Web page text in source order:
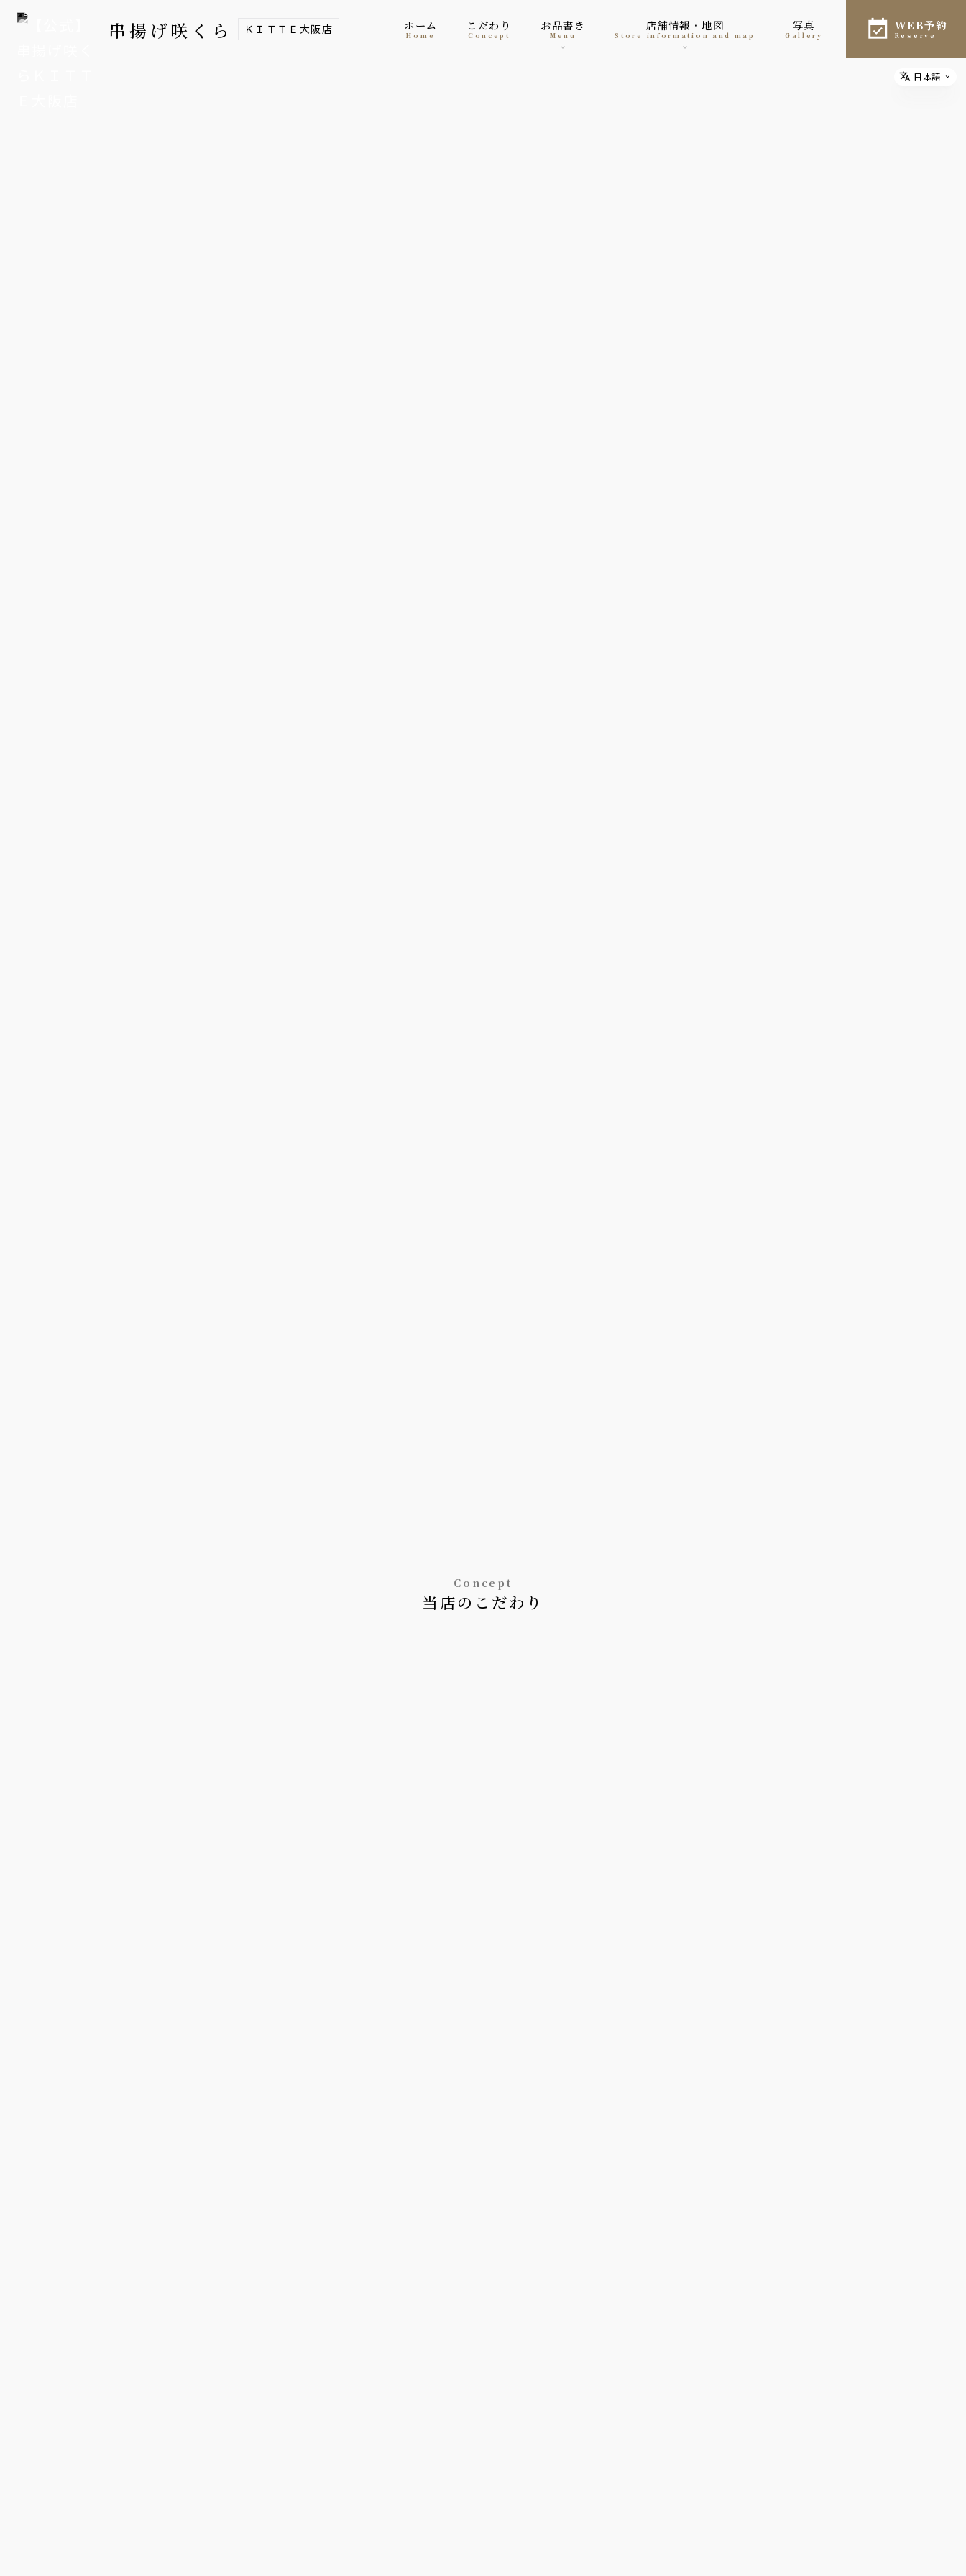
串揚げ咲くら ＫＩＴＴＥ大阪店 ホーム
home
こだわり
concept
お品書き
menu
店舗情報・地図
Store information and map
写真
gallery
WEB予約
reserve
Concept
当店のこだわり
Select
日本語